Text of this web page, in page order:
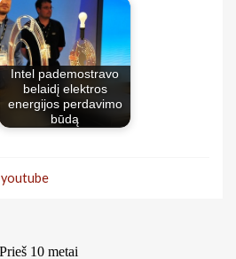
Intel pademostravo
belaidį elektros
energijos perdavimo
būdą
youtube